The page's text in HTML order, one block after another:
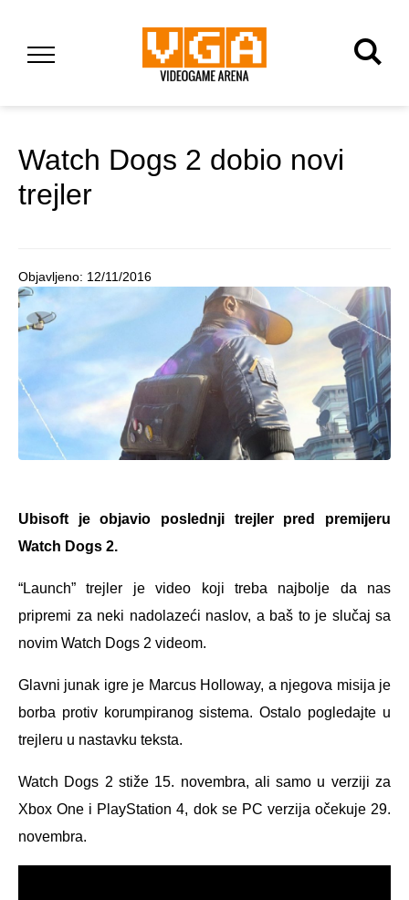
Watch Dogs 2 dobio novi
trejler
Objavljeno: 12/11/2016
Ubisoft je objavio poslednji trejler pred premijeru
Watch Dogs 2.
“Launch” trejler je video koji treba najbolje da nas
pripremi za neki nadolazeći naslov, a baš to je slučaj sa
novim Watch Dogs 2 videom.
Glavni junak igre je Marcus Holloway, a njegova misija je
borba protiv korumpiranog sistema. Ostalo pogledajte u
trejleru u nastavku teksta.
Watch Dogs 2 stiže 15. novembra, ali samo u verziji za
Xbox One i PlayStation 4, dok se PC verzija očekuje 29.
novembra.